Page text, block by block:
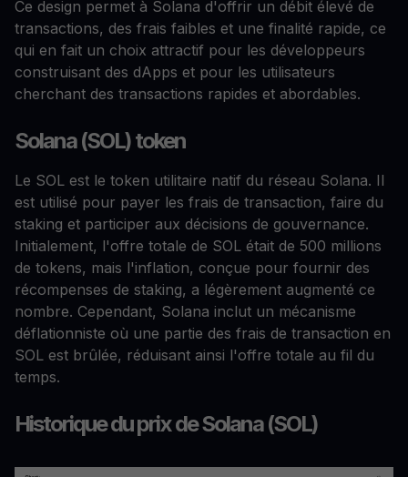
Ce design permet à Solana d'offrir un débit élevé de
transactions, des frais faibles et une finalité rapide, ce
qui en fait un choix attractif pour les développeurs
construisant des dApps et pour les utilisateurs
cherchant des transactions rapides et abordables.
Solana (SOL) token
Le SOL est le token utilitaire natif du réseau Solana. Il
est utilisé pour payer les frais de transaction, faire du
staking et participer aux décisions de gouvernance.
Initialement, l'offre totale de SOL était de 500 millions
de tokens, mais l'inflation, conçue pour fournir des
récompenses de staking, a légèrement augmenté ce
nombre. Cependant, Solana inclut un mécanisme
déflationniste où une partie des frais de transaction en
SOL est brûlée, réduisant ainsi l'offre totale au fil du
temps.
Historique du prix de Solana (SOL)